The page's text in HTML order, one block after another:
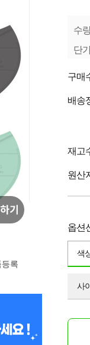
록
수
단
구매
배송
재고
원산
옵션
색
사